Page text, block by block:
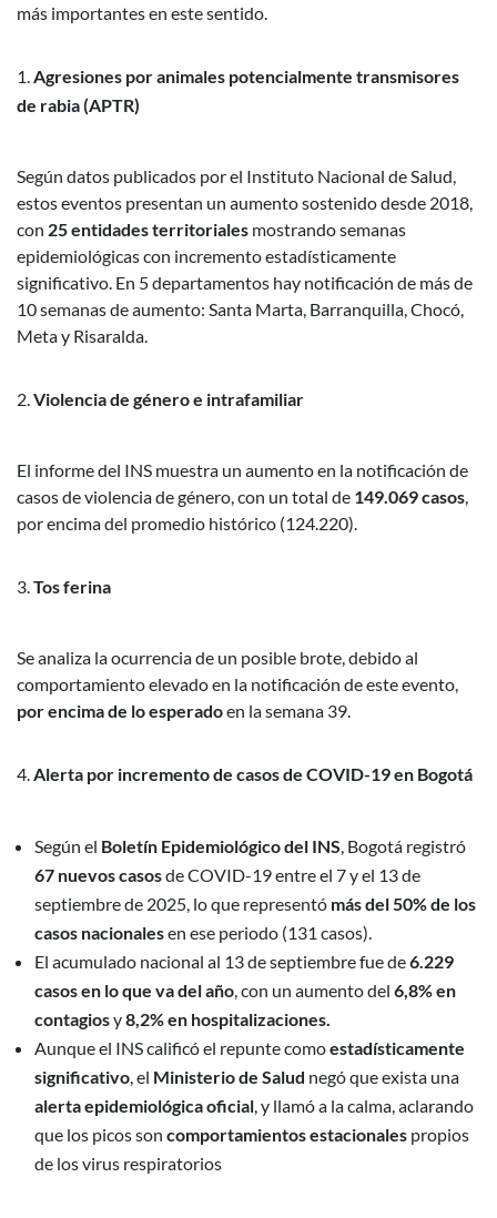
más importantes en este sentido.
Agresiones por animales potencialmente transmisores
de rabia (APTR)
Según datos publicados por el Instituto Nacional de Salud,
estos eventos presentan un aumento sostenido desde 2018,
con 25 entidades territoriales mostrando semanas
epidemiológicas con incremento estadísticamente
significativo. En 5 departamentos hay notificación de más de
10 semanas de aumento: Santa Marta, Barranquilla, Chocó,
Meta y Risaralda.
Violencia de género e intrafamiliar
El informe del INS muestra un aumento en la notificación de
casos de violencia de género, con un total de 149.069 casos
por encima del promedio histórico (124.220).
Tos ferina
Se analiza la ocurrencia de un posible brote, debido al
comportamiento elevado en la notificación de este evento,
por encima de lo esperadoen la semana 39.
Alerta por incremento de casos de COVID-19 en Bogotá
Según el Boletín Epidemiológico del INS , Bogotá registró
67 nuevos casosde COVID-19 entre el 7 y el 13 de
septiembre de 2025, lo que representó más del 50% de los
casos nacionalesen ese periodo (131 casos).
El acumulado nacional al 13 de septiembre fue de6.229
casos en lo que va del año , con un aumento del 6,8% en
contagiosy8,2% en hospitalizaciones.
Aunque el INS calificó el repunte comoestadísticamente
significativo , el Ministerio de Salud negó que exista una
alerta epidemiológica oficial , y llamó a la calma, aclarando
que los picos son comportamientos estacionales propios
de los virus respiratorios